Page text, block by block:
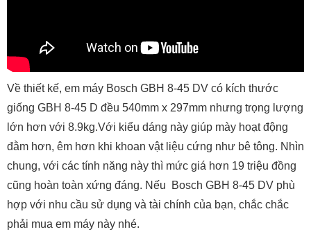
Về thiết kế, em máy Bosch GBH 8-45 DV có kích thước
giống GBH 8-45 D đều 540mm x 297mm nhưng trọng lượng
lớn hơn với 8.9kg.Với kiểu dáng này giúp mày hoạt động
đằm hơn, êm hơn khi khoan vật liệu cứng như bê tông. Nhìn
chung, với các tính năng này thì mức giá hơn 19 triệu đồng
cũng hoàn toàn xứng đáng. Nếu Bosch GBH 8-45 DV phù
hợp với nhu cầu sử dụng và tài chính của bạn, chắc chắc
phải mua em máy này nhé.